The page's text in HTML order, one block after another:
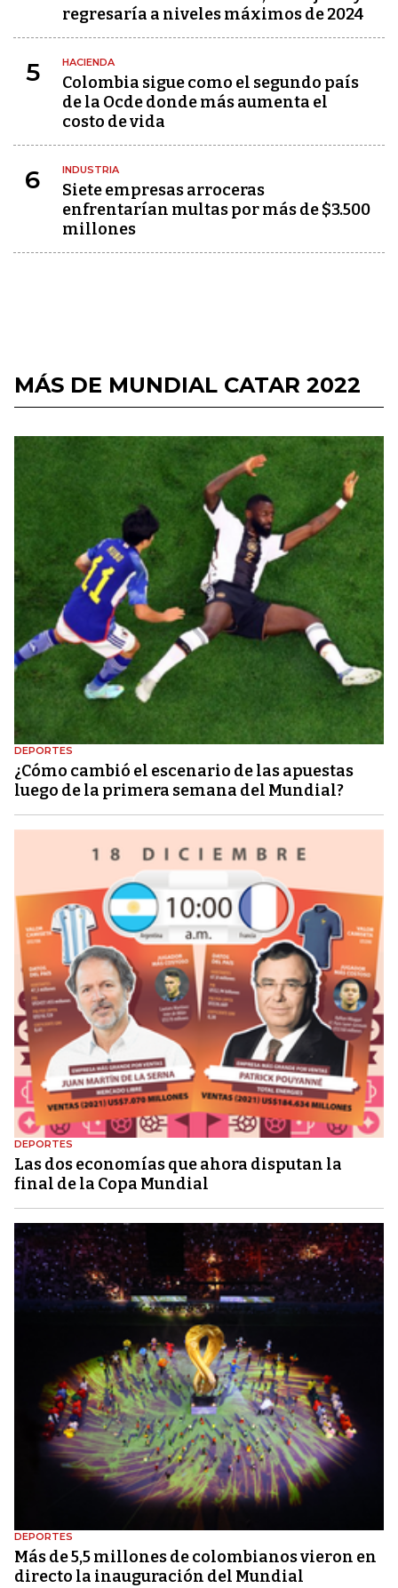
regresaría a niveles máximos de 2024
5 HACIENDA
Colombia sigue como el segundo país
de la Ocde donde más aumenta el
costo de vida
6 INDUSTRIA
Siete empresas arroceras
enfrentarían multas por más de $3.500
millones
MÁS DE MUNDIAL CATAR 2022
DEPORTES
¿Cómo cambió el escenario de las apuestas
luego de la primera semana del Mundial?
DEPORTES
Las dos economías que ahora disputan la
final de la Copa Mundial
DEPORTES
Más de 5,5 millones de colombianos vieron en
directo la inauguración del Mundial